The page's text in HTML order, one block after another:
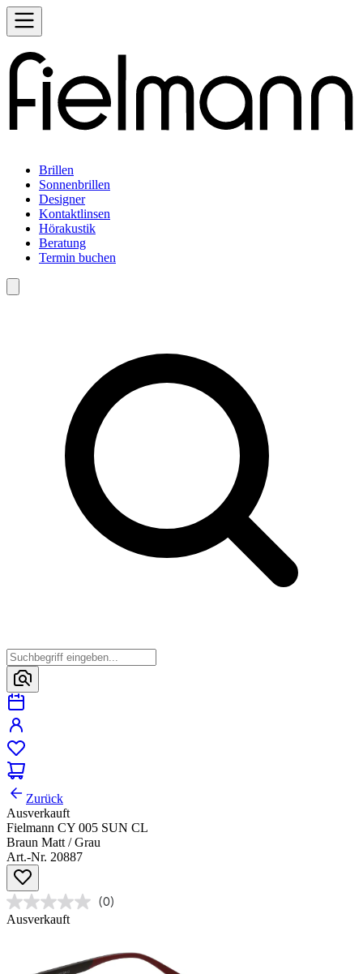
Brillen
Sonnenbrillen
Designer
Kontaktlinsen
Hörakustik
Beratung
Termin buchen
Zurück
Ausverkauft
Fielmann CY 005 SUN CL
Braun Matt / Grau
Art.-Nr. 20887
(0)
Ausverkauft